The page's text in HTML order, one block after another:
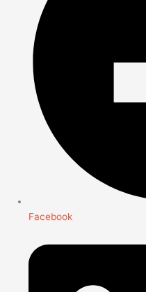
Facebook